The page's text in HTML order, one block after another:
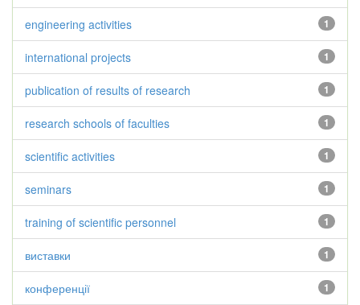
1
engineering activities
1
international projects
1
publication of results of research
1
research schools of faculties
1
scientific activities
1
seminars
1
training of scientific personnel
1
виставки
1
конференції